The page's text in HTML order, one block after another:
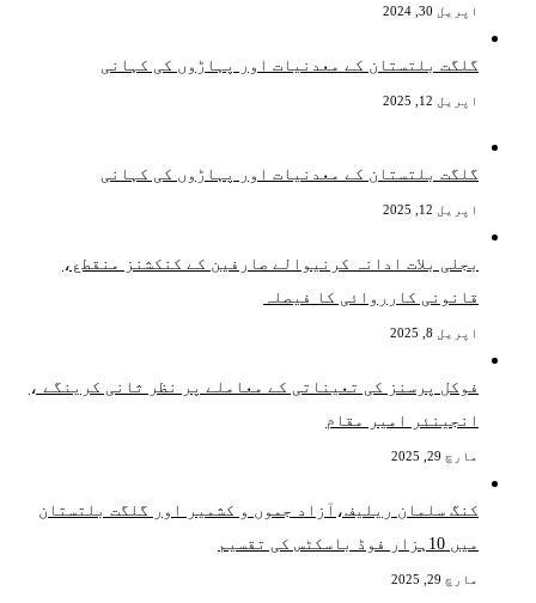
اپریل 30, 2024
گلگت بلتستان کے معدنیات اور پہاڑوں کی کہانی
اپریل 12, 2025
گلگت بلتستان کے معدنیات اور پہاڑوں کی کہانی
اپریل 12, 2025
بجلی بلات ادانہ کرنیوالے صارفین کے کنکشنز منقطع،
قانونی کارروائی کا فیصلہ
اپریل 8, 2025
فوکل پرسنز کی تعیناتی کے معاملے پر نظر ثانی کرینگے ،
انجینئر امیر مقام
مارچ 29, 2025
کنگ سلمان ریلیف،آزاد جموں و کشمیر اور گلگت بلتستان
میں 10ہزار فوڈ باسکٹس کی تقسیم
مارچ 29, 2025